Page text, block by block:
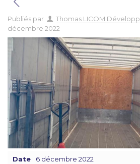
Publiés par Thomas LICOM
décembre 2022
Date 6 décembre 2022